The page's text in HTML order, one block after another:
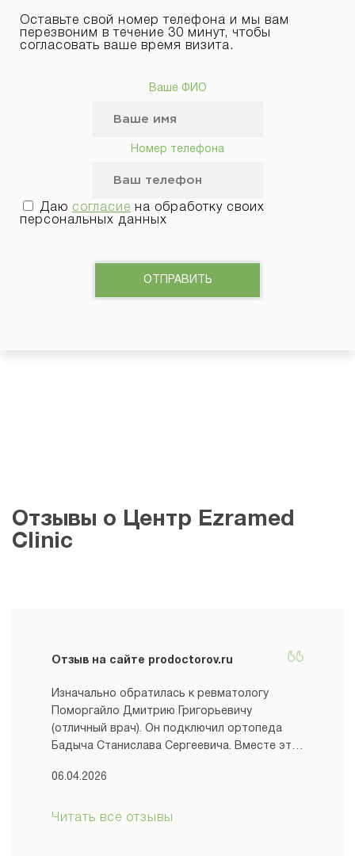
Оставьте свой номер телефона и мы вам
перезвоним в течение 30 минут, чтобы
согласовать ваше время визита.
Ваше ФИО
Номер телефона
Даю согласие на обработку своих
персональных данных
Отзывы о Центр Ezramed
Clinic
Отзыв на сайте prodoctorov.ru
Изначально обратилась к ревматологу
Поморгайло Дмитрию Григорьевичу
(отличный врач). Он подключил ортопеда
Бадыча Станислава Сергеевича. Вместе эти
Так легко и на позитиве я ни в одной
всегда в хорошем настроении,
06.04.2026
Читать все отзывы